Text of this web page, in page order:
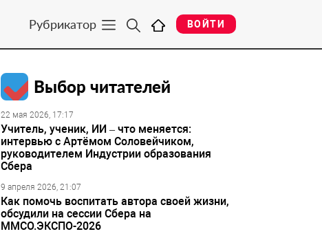
Рубрикатор ВОЙТИ
Выбор читателей
22 мая 2026, 17:17
Учитель, ученик, ИИ – что меняется:
интервью с Артёмом Соловейчиком,
руководителем Индустрии образования
Сбера
9 апреля 2026, 21:07
Как помочь воспитать автора своей жизни,
обсудили на сессии Сбера на
ММСО.ЭКСПО-2026